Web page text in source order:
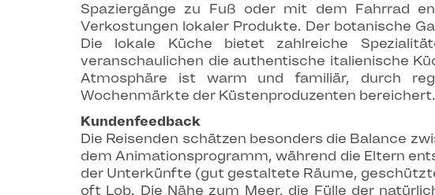
Spaziergänge zu Fuß oder mit dem Fahrrad
Verkostungen lokaler Produkte. Der botanische
Die lokale Küche bietet zahlreiche
veranschaulichen die authentische italienische
Atmosphäre ist warm und familiär, durch
Wochenmärkte der Küstenproduzenten bereichert.
Kundenfeedback
Die Reisenden schätzen besonders die Balance
dem Animationsprogramm, während die Eltern
der Unterkünfte (gut gestaltete Räume,
oft Lob. Die Nähe zum Meer, die Fülle der